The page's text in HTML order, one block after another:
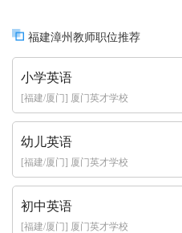
福建漳州教师职位推荐
小学英语
[福建/厦门] 厦门英才学校
幼儿英语
[福建/厦门] 厦门英才学校
初中英语
[福建/厦门] 厦门英才学校